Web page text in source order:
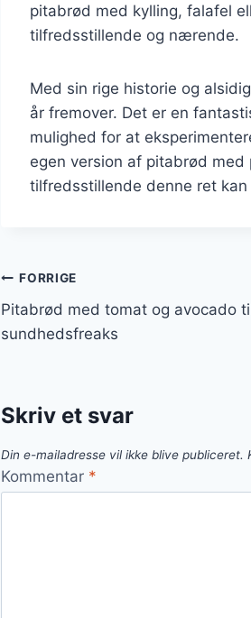
pitabrød med kylling, falafel
tilfredsstillende og nærende.
Med sin rige historie og
år fremover. Det er en
mulighed for at
egen version af pitabrød
tilfredsstillende denne ret
Indlægsnavigation
FORRIGE
Pitabrød med tomat og avocado
sundhedsfreaks
Skriv et svar
Din e-mailadresse vil ikke blive publiceret.
Kommentar *